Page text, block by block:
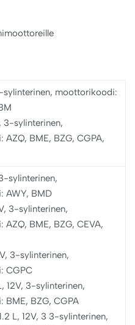
sylinterinen, moottorikoodi:
3-sylinterinen,
BME, BZG, CGPA,
sylinterinen,
AWY, BMD
3-sylinterinen,
BME, BZG, CEVA,
3-sylinterinen,
CGPC
12V, 3-sylinterinen,
BZG, CGPA
L, 12V, 3 3-sylinterinen,